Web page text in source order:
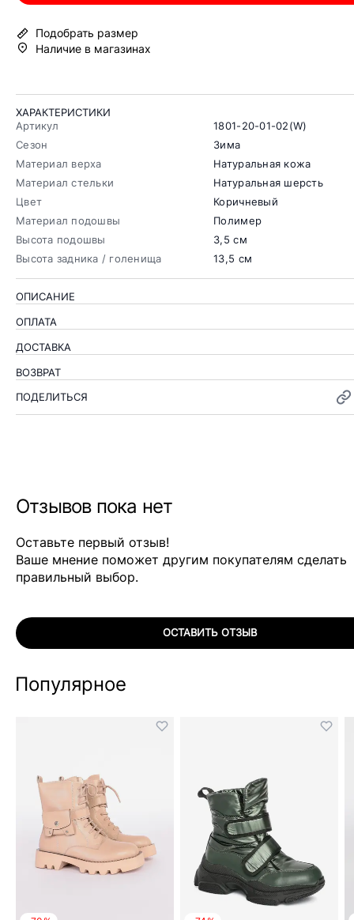
Подобрать размер
Наличие в магазинах
ХАРАКТЕРИСТИКИ
Артикул
1801-20-01-02(W)
Сезон
Зима
Материал верха
Натуральная кожа
Материал стельки
Натуральная шерсть
Цвет
Коричневый
Материал подошвы
Полимер
Высота подошвы
3,5 см
Высота задника / голенища
13,5 см
ОПИСАНИЕ
ОПЛАТА
ДОСТАВКА
ВОЗВРАТ
ПОДЕЛИТЬСЯ
Отзывов пока нет
Оставьте первый отзыв!
Ваше мнение поможет другим покупателям сделать
правильный выбор.
ОСТАВИТЬ ОТЗЫВ
Популярное